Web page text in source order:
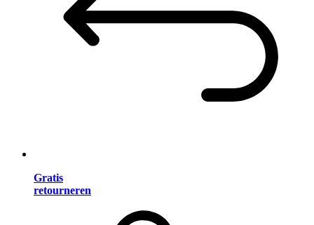
Gratis
retourneren